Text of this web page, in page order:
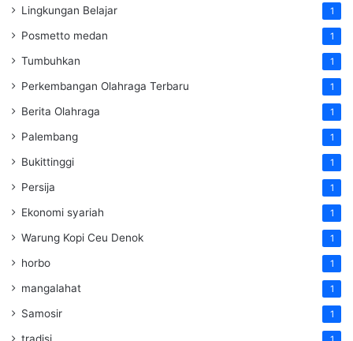
Lingkungan Belajar 1
Posmetto medan 1
Tumbuhkan 1
Perkembangan Olahraga Terbaru 1
Berita Olahraga 1
Palembang 1
Bukittinggi 1
Persija 1
Ekonomi syariah 1
Warung Kopi Ceu Denok 1
horbo 1
mangalahat 1
Samosir 1